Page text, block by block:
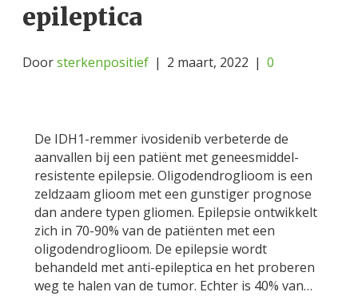
epileptica
Doorsterkenpositief | 2 maart, 2022 | 0
De IDH1-remmer ivosidenib verbeterde de
aanvallen bij een patiënt met geneesmiddel-
resistente epilepsie. Oligodendroglioom is een
zeldzaam glioom met een gunstiger prognose
dan andere typen gliomen. Epilepsie ontwikkelt
zich in 70-90% van de patiënten met een
oligodendroglioom. De epilepsie wordt
behandeld met anti-epileptica en het proberen
weg te halen van de tumor. Echter is 40% van…